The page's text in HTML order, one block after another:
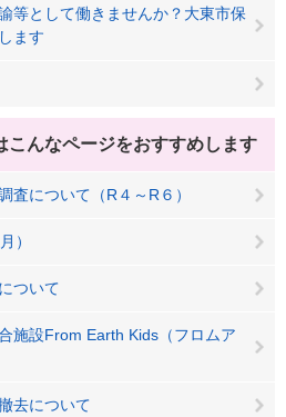
等として働きませんか？大東市保
ます
こんなページをおすすめします
査について（R４～R６）
）
ついて
施設From Earth Kids（フロムア
去について